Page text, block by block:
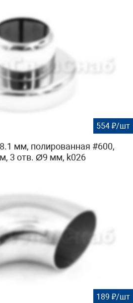
554 ₽/шт
мм, полированная #600,
3 отв. Ø9 мм, k026
189 ₽/шт